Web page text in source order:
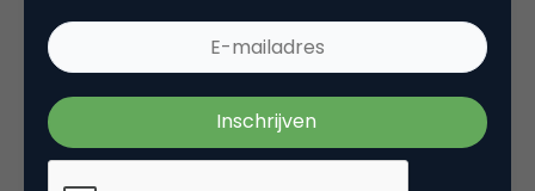
'Wat ik teveel zie is dat er losse interne projecten
worden gestart, waarin de verbinding met het merk
vergeten wordt.'Als…